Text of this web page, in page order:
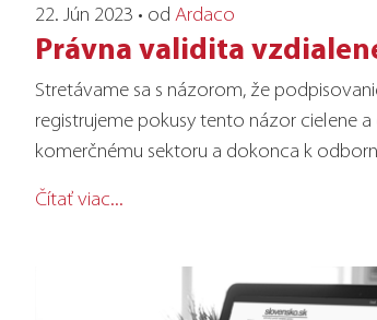
22. Jún 2023 • od Ardaco
Právna validita
Stretávame sa s názorom, že
registrujeme pokusy tento názor cielene
komerčnému sektoru a dokonca k
Čítať viac...